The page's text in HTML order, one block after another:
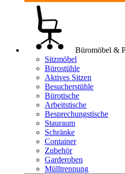
Büromöbel &
Sitzmöbel
Bürostühle
Aktives Sitzen
Besucherstühle
Bürotische
Arbeitstische
Besprechungstische
Stauraum
Schränke
Container
Zubehör
Garderoben
Mülltrennung